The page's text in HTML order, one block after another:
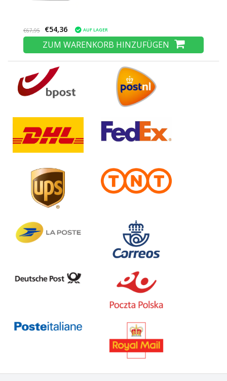
€67,95 €54,36 AUF LAGER
ZUM WARENKORB HINZUFÜGEN